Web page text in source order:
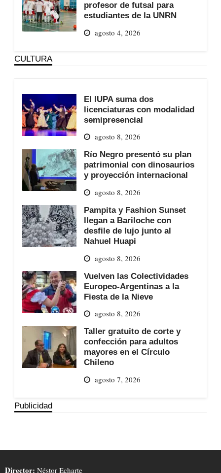
profesor de futsal para
estudiantes de la UNRN
agosto 4, 2026
CULTURA
El IUPA suma dos
licenciaturas con modalidad
semipresencial
agosto 8, 2026
Río Negro presentó su plan
patrimonial con dinosaurios
y proyección internacional
agosto 8, 2026
Pampita y Fashion Sunset
llegan a Bariloche con
desfile de lujo junto al
Nahuel Huapi
agosto 8, 2026
Vuelven las Colectividades
Europeo-Argentinas a la
Fiesta de la Nieve
agosto 8, 2026
Taller gratuito de corte y
confección para adultos
mayores en el Círculo
Chileno
agosto 7, 2026
Publicidad
Director: Néstor Echarte